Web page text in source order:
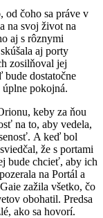
od čoho sa práve v
na svoj život na
aj s rôznymi
aj porty
zosilňoval jej
dostatočne
pokojná.
keby za ňou
na to, aby vedela,
A keď bol
že s portami
bude chcieť, aby ich
na Portál a
zažila všetko, čo
obohatil. Predsa
ako sa hovorí.